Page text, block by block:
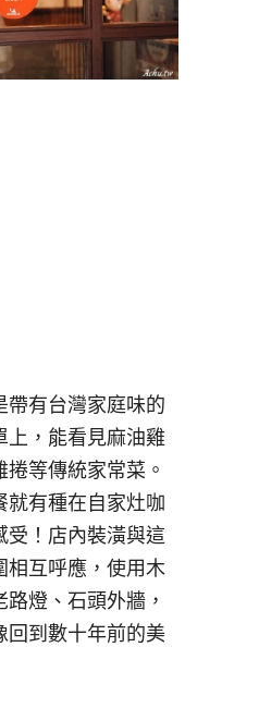
帶有台灣家庭味的
上，能看見麻油雞
等傳統家常菜。
就有種在自家灶咖
受！店內裝潢與這
相互呼應，使用木
燈、石頭外牆，
回到數十年前的美